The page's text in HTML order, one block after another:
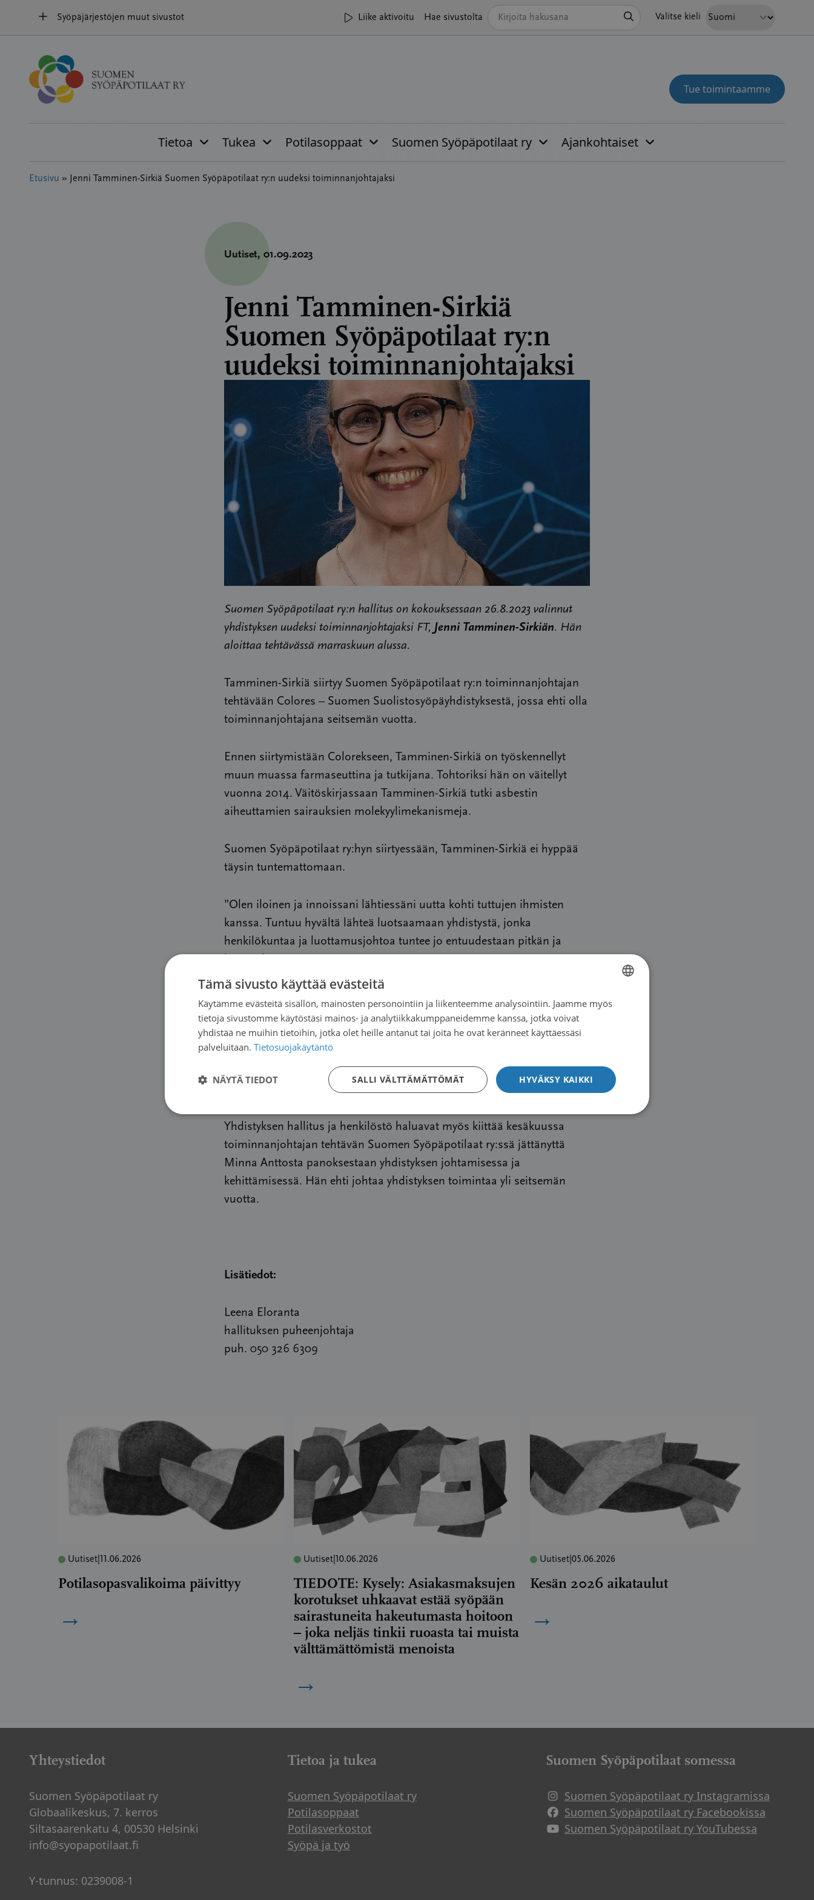
sisältöön
Syöpäjärjestöjen muut sivustot Liike aktivoitu Hae sivustolta Valitse kieli
Tue toimintaamme
Tietoa Tukea Potilasoppaat Suomen Syöpäpotilaat ry Ajankohtaiset
Etusivu » Jenni Tamminen-Sirkiä Suomen Syöpäpotilaat ry:n uudeksi toiminnanjohtajaksi
Uutiset, 01.09.2023
Jenni Tamminen-Sirkiä
Suomen Syöpäpotilaat ry:n
uudeksi toiminnanjohtajaksi
Suomen Syöpäpotilaat ry:n hallitus on kokouksessaan 26.8.2023 valinnut
yhdistyksen uudeksi toiminnanjohtajaksi FT, Jenni Tamminen-Sirkiän. Hän
aloittaa tehtävässä marraskuun alussa.
Tamminen-Sirkiä siirtyy Suomen Syöpäpotilaat ry:n toiminnanjohtajan
tehtävään Colores – Suomen Suolistosyöpäyhdistyksestä, jossa ehti olla
toiminnanjohtajana seitsemän vuotta.
Ennen siirtymistään Colorekseen, Tamminen-Sirkiä on työskennellyt
muun muassa farmaseuttina ja tutkijana. Tohtoriksi hän on väitellyt
vuonna 2014. Väitöskirjassaan Tamminen-Sirkiä tutki asbestin
aiheuttamien sairauksien molekyylimekanismeja.
Suomen Syöpäpotilaat ry:hyn siirtyessään, Tamminen-Sirkiä ei hyppää
täysin tuntemattomaan.
”Olen iloinen ja innoissani lähtiessäni uutta kohti tuttujen ihmisten
kanssa. Tuntuu hyvältä lähteä luotsaamaan yhdistystä, jonka
henkilökuntaa ja luottamusjohtoa tuntee jo entuudestaan pitkän ja
Myös yhteinen suunta ja tavoitteet ovat kirkkaana mielessä.
”Tulevaisuus on tuntematon, mutta yhdessä suuntaamme siihen
avoimella ja positiivisella mielellä – tavoitteena potilaan äänen
kuuluminen edistettäessä yhdenvertaista, parasta mahdollista hoitoa ja
tukea jokaiselle suomalaiselle syöpäpotilaalle.”
Yhdistyksen hallitus ja henkilöstö haluavat myös kiittää kesäkuussa
toiminnanjohtajan tehtävän Suomen Syöpäpotilaat ry:ssä jättänyttä
Minna Anttosta panoksestaan yhdistyksen johtamisessa ja
kehittämisessä. Hän ehti johtaa yhdistyksen toimintaa yli seitsemän
vuotta.
Lisätiedot:
Leena Eloranta
hallituksen puheenjohtaja
puh. 050 326 6309
Uutiset 11.06.2026
Potilasopasvalikoima päivittyy
→
Uutiset 10.06.2026
TIEDOTE: Kysely: Asiakasmaksujen
korotukset uhkaavat estää syöpään
sairastuneita hakeutumasta hoitoon
– joka neljäs tinkii ruoasta tai muista
välttämättömistä menoista
→
Uutiset| 05.06.2026
Kesän 2026 aikataulut
→
Yhteystiedot
Suomen Syöpäpotilaat ry
Globaalikeskus, 7. kerros
Siltasaarenkatu 4, 00530 Helsinki
info@syopapotilaat.fi
Y-tunnus: 0239008-1
Tietoa ja tukea
Suomen Syöpäpotilaat ry
Potilasoppaat
Potilasverkostot
Syöpä ja työ
Suomen Syöpäpotilaat somessa
Suomen Syöpäpotilaat ry Instagramissa
Suomen Syöpäpotilaat ry Facebookissa
Suomen Syöpäpotilaat ry YouTubessa
FINNISH
Tämä sivusto käyttää evästeitä
Käytämme evästeitä sisällön, mainosten personointiin ja liikenteemme analysointiin. Jaamme myös
tietoja sivustomme käytöstäsi mainos- ja analytiikkakumppaneidemme kanssa, jotka voivat
yhdistää ne muihin tietoihin, jotka olet heille antanut tai joita he ovat keränneet käyttäessäsi
palveluitaan. Tietosuojakäytäntö
HYVÄKSY KAIKKI
SALLI VÄLTTÄMÄTTÖMÄT
NÄYTÄ TIEDOT